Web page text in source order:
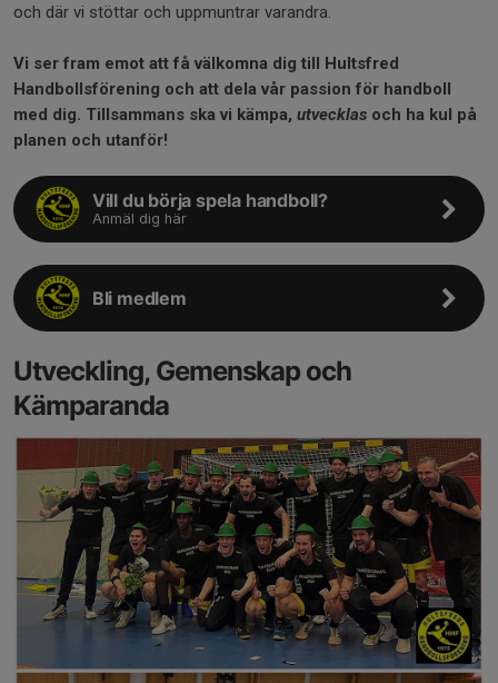
och där vi stöttar och uppmuntrar varandra.
Vi ser fram emot att få välkomna dig till Hultsfred
Handbollsförening och att dela vår passion för handboll
med dig. Tillsammans ska vi kämpa, utvecklas och ha kul på
planen och utanför!
Vill du börja spela handboll?
Anmäl dig här
Bli medlem
Utveckling, Gemenskap och
Kämparanda